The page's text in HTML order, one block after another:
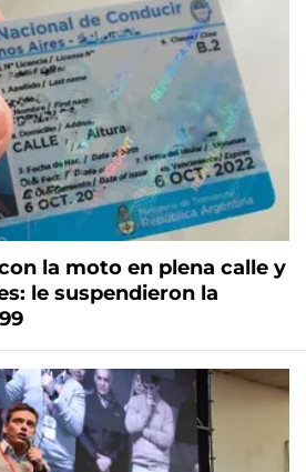
la moto en plena calle y
le suspendieron la